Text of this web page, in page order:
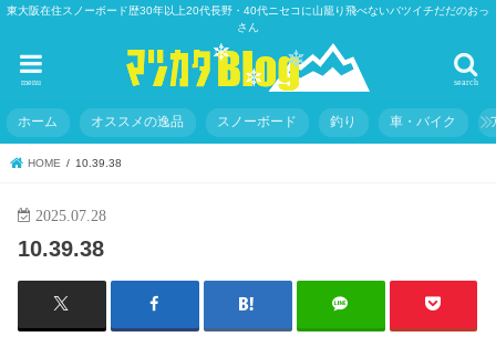
東大阪在住スノーボード歴30年以上20代長野・40代ニセコに山籠り飛べないバツイチだだのおっ
さん
search
menu
ホーム オススメの逸品 スノーボード 釣り 車・バイク
HOME 10.39.38
2025.07.28
10.39.38